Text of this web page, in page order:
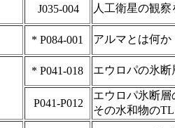
J035-004 人工衛星の観
* P084-001 アルマとは何か
* P041-018 エウロパの氷
P041-P012
エウロパ氷断
その水和物の